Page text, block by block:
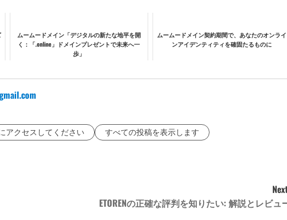
ムームードメイン「デジタルの新たな地平を開
く：「.online」ドメインプレゼントで未来へ一
歩」
ムームードメイン契約期間で、あなたのオンライ
ンアイデンティティを確固たるものに
アクセスしてください すべての投稿を表示します
ETORENの正確な評判を知りたい: 解説とレビュ